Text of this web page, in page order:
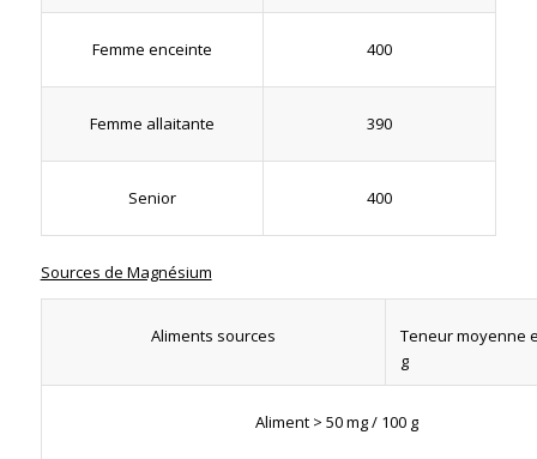
Femme enceinte 400
Femme allaitante 390
Senior 400
Sources de Magnésium
Aliments sources
Teneur moyenne
g
Aliment > 50 mg / 100 g